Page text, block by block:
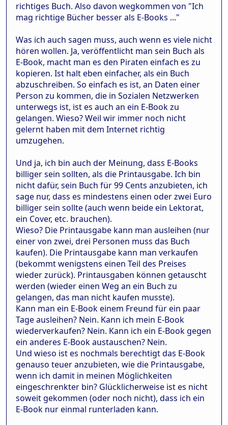
richtiges Buch. Also davon wegkommen von "Ich
mag richtige Bücher besser als E-Books ..."
Was ich auch sagen muss, auch wenn es viele nicht
hören wollen. Ja, veröffentlicht man sein Buch als
E-Book, macht man es den Piraten einfach es zu
kopieren. Ist halt eben einfacher, als ein Buch
abzuschreiben. So einfach es ist, an Daten einer
Person zu kommen, die in Sozialen Netzwerken
unterwegs ist, ist es auch an ein E-Book zu
gelangen. Wieso? Weil wir immer noch nicht
gelernt haben mit dem Internet richtig
umzugehen.
Und ja, ich bin auch der Meinung, dass E-Books
billiger sein sollten, als die Printausgabe. Ich bin
nicht dafür, sein Buch für 99 Cents anzubieten, ich
sage nur, dass es mindestens einen oder zwei Euro
billiger sein sollte (auch wenn beide ein Lektorat,
ein Cover, etc. brauchen).
Wieso? Die Printausgabe kann man ausleihen (nur
einer von zwei, drei Personen muss das Buch
kaufen). Die Printausgabe kann man verkaufen
(bekommt wenigstens einen Teil des Preises
wieder zurück). Printausgaben können getauscht
werden (wieder einen Weg an ein Buch zu
gelangen, das man nicht kaufen musste).
Kann man ein E-Book einem Freund für ein paar
Tage ausleihen? Nein. Kann ich mein E-Book
wiederverkaufen? Nein. Kann ich ein E-Book gegen
ein anderes E-Book austauschen? Nein.
Und wieso ist es nochmals berechtigt das E-Book
genauso teuer anzubieten, wie die Printausgabe,
wenn ich damit in meinen Möglichkeiten
eingeschrenkter bin? Glücklicherweise ist es nicht
soweit gekommen (oder noch nicht), dass ich ein
E-Book nur einmal runterladen kann.